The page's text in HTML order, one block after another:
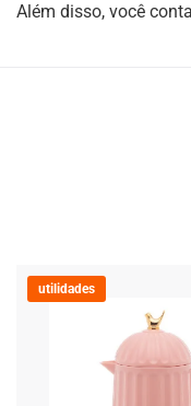
Além disso, você
utilidades